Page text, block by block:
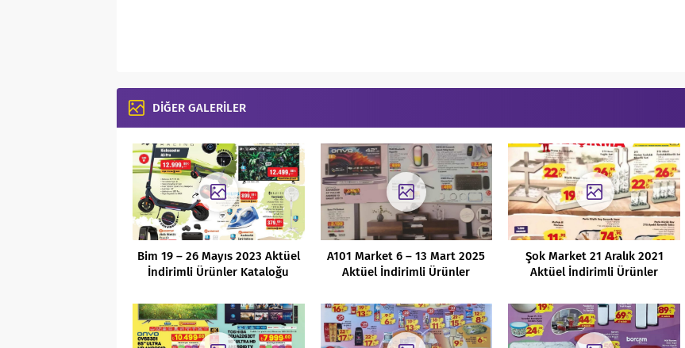
DİĞER GALERİLER
Bim 19 – 26 Mayıs 2023 Aktüel
İndirimli Ürünler Kataloğu
A101 Market 6 – 13 Mart 2025
Aktüel İndirimli Ürünler
Şok Market 21 Aralık 2021
Aktüel İndirimli Ürünler